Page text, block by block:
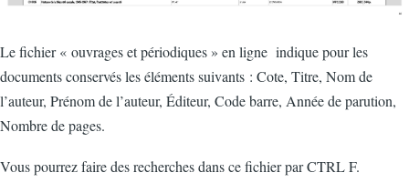
Le fichier « ouvrages et périodiques » en ligne indique pour les
documents conservés les éléments suivants : Cote, Titre, Nom de
l’auteur, Prénom de l’auteur, Éditeur, Code barre, Année de parution,
Nombre de pages.
Vous pourrez faire des recherches dans ce fichier par CTRL F.